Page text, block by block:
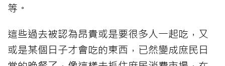
等。
這些過去被認為昂貴或是要很多人一起吃，又
或是某個日子才會吃的東西，已然變成庶民日